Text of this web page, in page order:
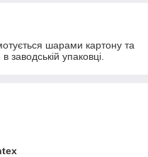
шарами картону та
заводській упаковці.